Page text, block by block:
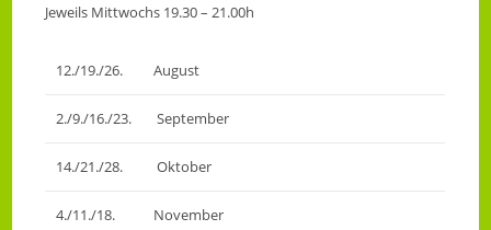
Jeweils Mittwochs 19.30 – 21.00h
12./19./26. August
2./9./16./23. September
14./21./28. Oktober
4./11./18. November